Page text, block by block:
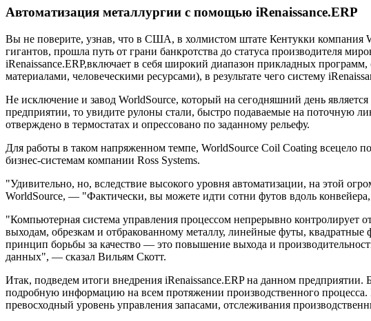
Автоматизация металлургии с помощью iRenaissance.ERP
Вы не поверите, узнав, что в США, в холмистом штате Кентукки компания
гигантов, прошла путь от грани банкротства до статуса производителя
iRenaissance.ERP,включает в себя широкий диапазон прикладных
материалами, человеческими ресурсами), в результате чего систему
Не исключение и завод WorldSource, который на сегодняшний день
предприятии, то увидите рулоны стали, быстро подаваемые на поточную
отверждено в термостатах и опрессовано по заданному рельефу.
Для работы в таком напряженном темпе, WorldSource Coil Coating всецело
бизнес-системам компании Ross Systems.
"Удивительно, но, вследствие высокого уровня автоматизации, на этой
WorldSource, — "Фактически, вы можете идти сотни футов вдоль
"Компьютерная система управления процессом непрерывно контролирует
выходам, обрезкам и отбракованному металлу, линейные футы,
принцип борьбы за качество — это повышение выхода и
данных", — сказал Вильям Скотт.
Итак, подведем итоги внедрения iRenaissance.ERP на данном предприятии.
подробную информацию на всем протяжении производственного процесса.
превосходный уровень управления запасами, отслеживания